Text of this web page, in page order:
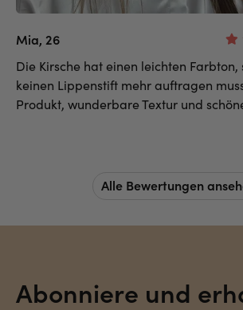
Mia, 26
Die Kirsche hat einen leichten Farbton,
keinen Lippenstift mehr auftragen
Produkt, wunderbare Textur und
Alle Bewertungen
Abonniere und